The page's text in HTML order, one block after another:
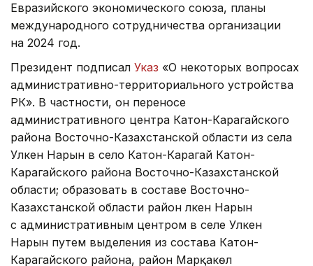
Евразийского экономического союза, планы
международного сотрудничества организации
на 2024 год.
Президент подписал Указ «О некоторых вопросах
административно-территориального устройства
РК». В частности, он переносе
административного центра Катон-Карагайского
района Восточно-Казахстанской области из села
Улкен Нарын в село Катон-Карагай Катон-
Карагайского района Восточно-Казахстанской
области; образовать в составе Восточно-
Казахстанской области район Үлкен Нарын
с административным центром в селе Улкен
Нарын путем выделения из состава Катон-
Карагайского района, район Марқакөл